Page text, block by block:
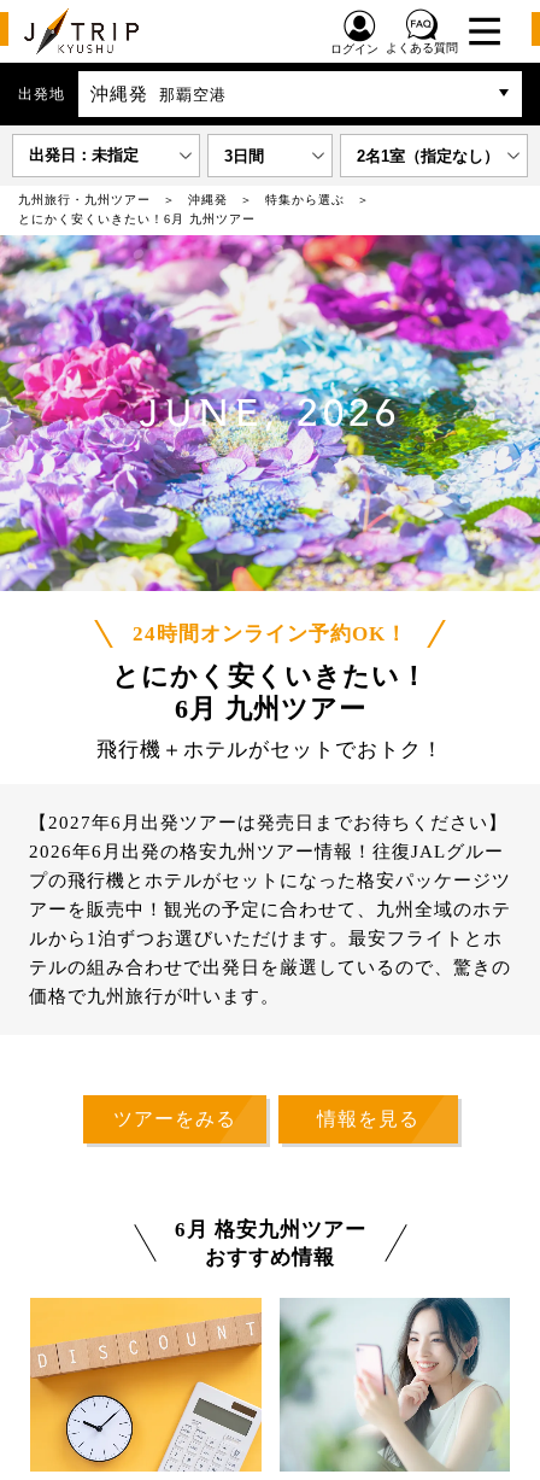
ログイン よくある質問
出発地 沖縄発 那覇空港
出発日：未指定 3日間 2名1室（指定なし）
九州旅行・九州ツアー 沖縄発
特集から選ぶ
とにかく安くいきたい！6月 九州ツアー
JUNE, 2026
24時間オンライン予約OK！
とにかく安くいきたい！
6月 九州ツアー
飛行機＋ホテルがセットでおトク！
【2027年6月出発ツアーは発売日までお待ちください】
2026年6月出発の格安九州ツアー情報！往復JALグルー
プの飛行機とホテルがセットになった格安パッケージツ
アーを販売中！観光の予定に合わせて、九州全域のホテ
ルから1泊ずつお選びいただけます。最安フライトとホ
テルの組み合わせで出発日を厳選しているので、驚きの
価格で九州旅行が叶います。
ツアーをみる 情報を見る
6月 格安九州ツアー
おすすめ情報